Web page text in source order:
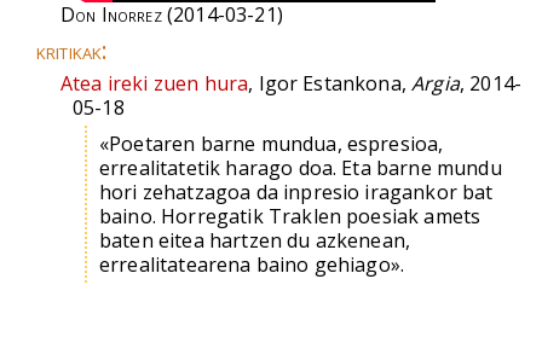
Don Inorrez(2014-03-21)
kritikak:
Atea ireki zuen hura, Igor Estankona,Argia, 2014-
05-18
«Poetaren barne mundua, espresioa,
errealitatetik harago doa. Eta barne mundu
hori zehatzagoa da inpresio iragankor bat
baino. Horregatik Traklen poesiak amets
baten eitea hartzen du azkenean,
errealitatearena baino gehiago».